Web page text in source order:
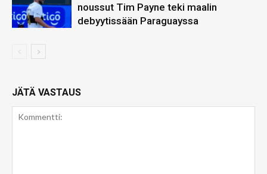
noussut Tim Payne teki maalin
debyytissään Paraguayssa
JÄTÄ VASTAUS